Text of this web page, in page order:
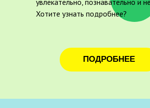
увлекательно, познавательно и
Хотите узнать подробнее?
ПОДРОБНЕЕ